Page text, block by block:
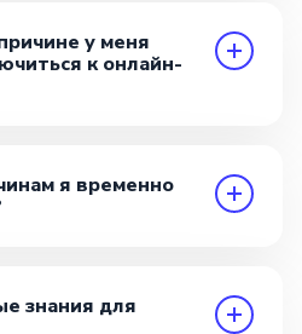
у меня
к онлайн-
я временно
знания для